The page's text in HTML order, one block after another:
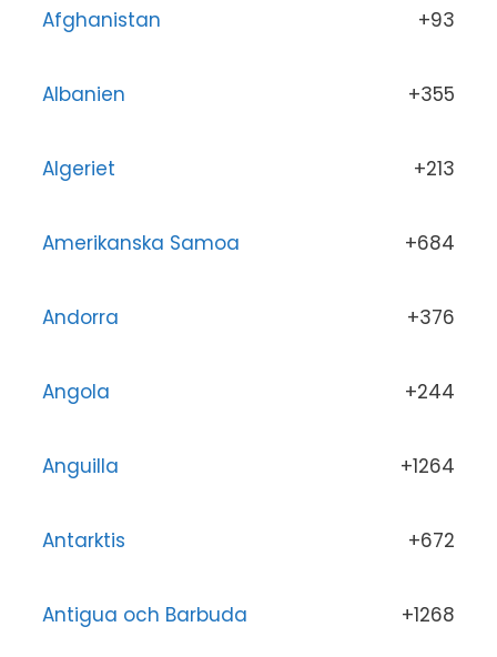
Afghanistan +93
Albanien +355
Algeriet +213
Amerikanska Samoa +684
Andorra +376
Angola +244
Anguilla +1264
Antarktis +672
Antigua och Barbuda +1268